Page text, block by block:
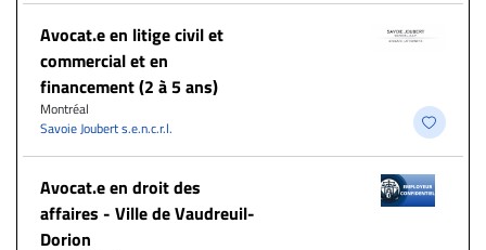
Avocat.e en litige civil et
commercial et en
financement (2 à 5 ans)
Montréal
Savoie Joubert s.e.n.c.r.l.
Avocat.e en droit des
affaires - Ville de Vaudreuil-
Dorion